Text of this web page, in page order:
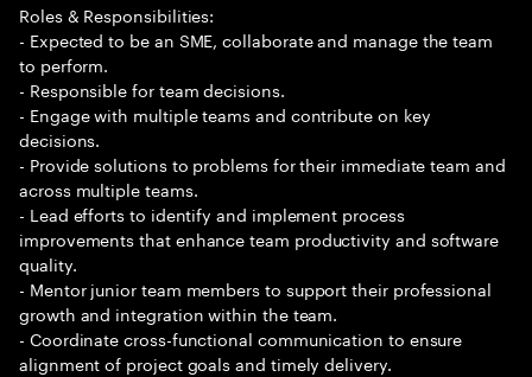
Roles & Responsibilities:
- Expected to be an SME, collaborate and manage the team
to perform.
- Responsible for team decisions.
- Engage with multiple teams and contribute on key
decisions.
- Provide solutions to problems for their immediate team and
across multiple teams.
- Lead efforts to identify and implement process
improvements that enhance team productivity and software
quality.
- Mentor junior team members to support their professional
growth and integration within the team.
- Coordinate cross-functional communication to ensure
alignment of project goals and timely delivery.